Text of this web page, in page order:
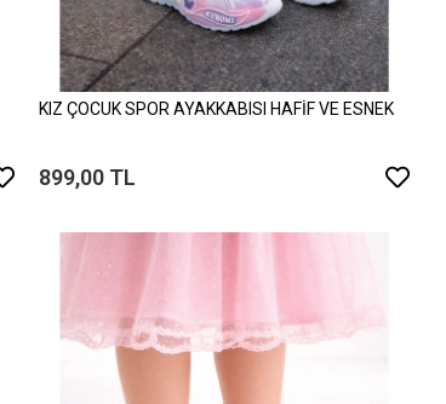
KIZ ÇOCUK SPOR AYAKKABISI HAFİF VE ESNEK
899,00 TL